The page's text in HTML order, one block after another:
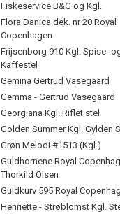
Fiskeservice B&G og Kgl.
Flora Danica dek. nr 20 Royal
Copenhagen
Frijsenborg 910 Kgl. Spise-
Kaffestel
Gemina Gertrud Vasegaard
Gemma - Gertrud Vasegaard
Georgiana Kgl. Riflet stel
Golden Summer Kgl. Gylden
Grøn Melodi #1513 (Kgl.)
Guldhornene Royal
Thorkild Olsen
Guldkurv 595 Royal
Henriette - Strøblomst Kgl.